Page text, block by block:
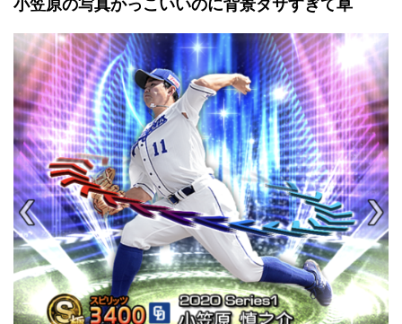
小笠原の写真かっこいいのに背景ダサすぎて草